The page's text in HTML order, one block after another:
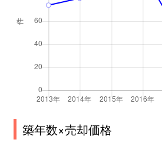
築年数×売却価格